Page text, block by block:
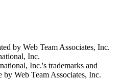
by Web Team Associates, Inc.
Inc.
Inc.'s trademarks and
by Web Team Associates, Inc.